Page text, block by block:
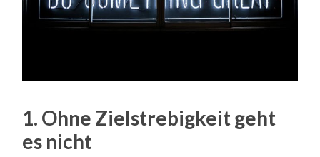
1. Ohne Zielstrebigkeit geht
es nicht